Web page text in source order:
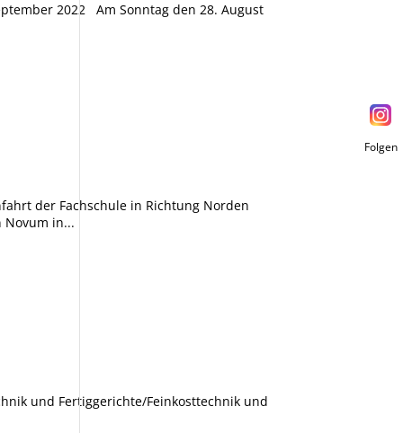
2022 Am Sonntag den 28. August
der Fachschule in Richtung Norden
Novum in...
und Fertiggerichte/Feinkosttechnik und
Folgen